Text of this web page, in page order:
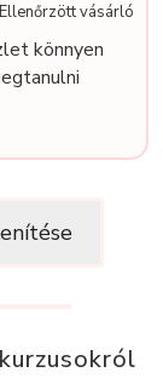
vásárló
könnyen